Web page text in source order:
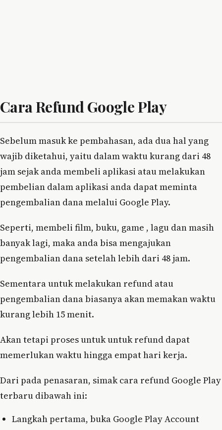
Cara Refund Google Play
Sebelum masuk ke pembahasan, ada dua hal yang
wajib diketahui, yaitu dalam waktu kurang dari 48
jam sejak anda membeli aplikasi atau melakukan
pembelian dalam aplikasi anda dapat meminta
pengembalian dana melalui Google Play.
Seperti, membeli film, buku, game , lagu dan masih
banyak lagi, maka anda bisa mengajukan
pengembalian dana setelah lebih dari 48 jam.
Sementara untuk melakukan refund atau
pengembalian dana biasanya akan memakan waktu
kurang lebih 15 menit.
Akan tetapi proses untuk untuk refund dapat
memerlukan waktu hingga empat hari kerja.
Dari pada penasaran, simak cara refund Google Play
terbaru dibawah ini:
Langkah pertama, buka Google Play Account